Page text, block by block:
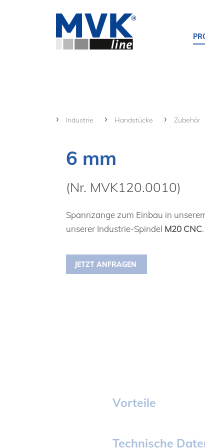
Industrie Handstücke Zubehör
6 mm
(Nr. MVK120.0010)
Spannzange zum Einbau in
unserer Industrie-Spindel M20 CNC.
JETZT ANFRAGEN
Vorteile
Technische